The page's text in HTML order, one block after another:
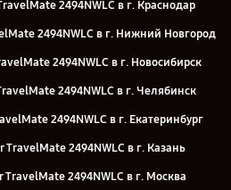
2494NWLC в г. Краснодар
2494NWLC в г. Нижний Новгород
2494NWLC в г. Новосибирск
2494NWLC в г. Челябинск
2494NWLC в г. Екатеринбург
TravelMate 2494NWLC в г. Казань
TravelMate 2494NWLC в г. Москва